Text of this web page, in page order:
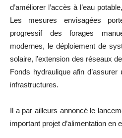
d’améliorer l’accès à l’eau
Les mesures envisagées
progressif des forages
modernes, le déploiement de
solaire, l’extension des réseaux
Fonds hydraulique afin
infrastructures.
Il a par ailleurs annoncé le
important projet d’alimentation en